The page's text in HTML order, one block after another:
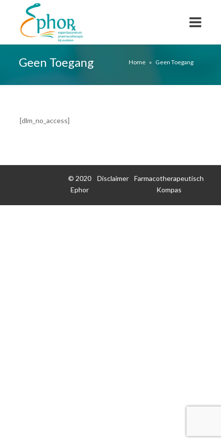
Geen Toegang Home » Geen Toegang
[dlm_no_access]
© 2020
Ephor
Disclaimer
Farmacotherapeutisch
Kompas